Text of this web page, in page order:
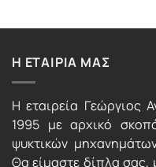
Η ΕΤΑΙΡΙΑ ΜΑΣ
Η εταιρεία Γεώργιος
1995 με αρχικό
ψυκτικών
Θα είμαστε δίπλα σας,